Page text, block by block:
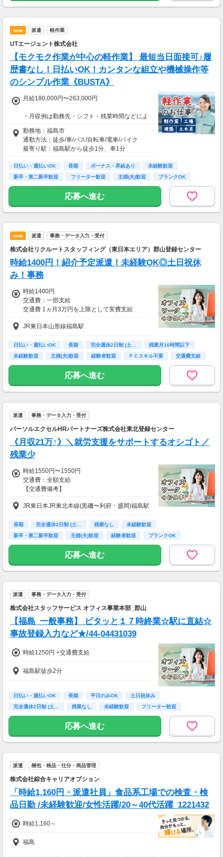
・昇給あり（年2回 個人の評価による）
＜月8日出勤の場合＞
日給14963円×週2日=月収119704円
new 派遣 軽作業
UTエージェント株式会社
【モクモク作業が中心の軽作業】 最短当日面接可♪履
歴書なし！日払いOK！カンタンな組立や機械操作等
のシンプル作業《BUSTA》
月給180,000円〜263,000円
・月収例は勤務先・シフト・残業時間などによ
り変動します
・各種手当あり（残業手当、休出手当、深夜勤
務がある場合は深夜手当 など）
・昇給あり（昇格制度あり）
■日払い制度（新制度）
・最短5分で働いた分の給与を口座受取可能
・スマホからカンタン申請
・1,000円単位で利用可能
■交通費 上限30,000円まで支給 ※会社規定有
り
勤務地：福島市
通勤方法：徒歩/車/バス/自転車/電車/バイク
最寄り駅：福島駅から徒歩1分、車1分
※構内の（無料）駐車場利用OK
※募集の勤務地は面接地の一例です。
に合ったお仕事をご紹介します！
日払い・週払いOK 長期 ボーナス・昇給あり
未経験歓迎
新卒・第二新卒歓迎
フリーター歓迎 主婦(夫)歓迎
ブランクOK
学歴不問
応募へ進む
new 派遣 事務・データ入力・受付
株式会社リクルートスタッフィング（東日本エリア）郡山登録センター
時給1400円！紹介予定派遣！未経験OK◎土日祝休
み！事務
時給1400円
交通費：一部支給
交通費 1ヵ月3万円を上限として実費支給
月収例 21万4480円 時給1400円×実働7h40m×
週5日×4週
※月収例を保証するものではありません。
※給与即受取りサービス利用可（利用条件有）
JR東日本山形線福島駅
日払い・週払いOK 長期 完全週休2日制 (土…
残業月10時間以下
未経験歓迎
主婦(夫)歓迎 経験者歓迎 ＰＣスキル不要 交通費支給
応募へ進む
派遣 事務・データ入力・受付
パーソルエクセルHRパートナーズ株式会社東北登録センター
《月収21万↑》＼就労支援をサポートするオシゴト／
残業少
時給1550円〜1550円
交通費：全額支給
【交通費備考】
※当社規定あり
給料UPしました！ kkw_bcov2106
JR東日本JR東北本線(黒磯〜利府・盛岡)福島駅
長期 完全週休2日制 (土… 残業なし
未経験歓迎
新卒・第二新卒歓迎
主婦(夫)歓迎 経験者歓迎
ブランクOK
ＰＣスキル不要
応募へ進む
派遣 事務・データ入力・受付
株式会社スタッフサービス オフィス事業本部_郡山
【福島_一般事務】 ピタッと１７時終業☆駅に直結☆
事故登録入力など★/44-04431039
時給1250円 +交通費支給
福島駅徒歩2分
日払い・週払いOK 長期 平日のみOK
土日祝休み
完全週休2日制 (土…
残業なし 未経験歓迎
フリーター歓迎
高校卒業以上
応募へ進む
派遣 梱包・検品・仕分・商品管理
株式会社綜合キャリアオプション
「時給1,160円・派遣社員」食品系工場での検査・検
品日勤 /未経験歓迎/女性活躍/20～40代活躍_1221432
時給1,160～
福島